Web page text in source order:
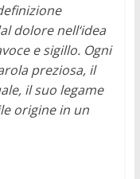
dolore nell‘idea
e sigillo. Ogni
preziosa, il
il suo legame
origine in un